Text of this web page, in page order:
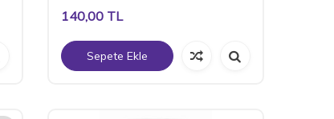
140,00TL
Sepete Ekle